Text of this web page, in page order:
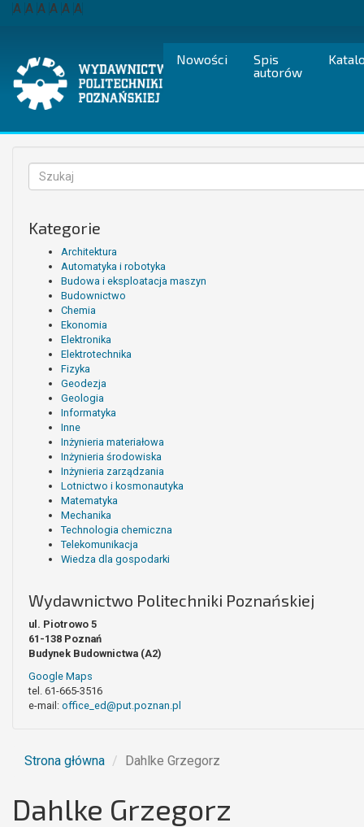
Przejdź
A A A A A A
Nowości
Spis
autorów
Formularz
wyszukiwania
Kategorie
Architektura
Automatyka i robotyka
Budowa i eksploatacja maszyn
Budownictwo
Chemia
Ekonomia
Elektronika
Elektrotechnika
Fizyka
Geodezja
Geologia
Informatyka
Inne
Inżynieria materiałowa
Inżynieria środowiska
Inżynieria zarządzania
Lotnictwo i kosmonautyka
Matematyka
Mechanika
Technologia chemiczna
Telekomunikacja
Wiedza dla gospodarki
Wydawnictwo Politechniki Poznańskiej
ul. Piotrowo 5
61-138 Poznań
Budynek Budownictwa (A2)
Google Maps
tel. 61-665-3516
e-mail: office_ed@put.poznan.pl
Strona główna Dahlke Grzegorz
Dahlke Grzegorz